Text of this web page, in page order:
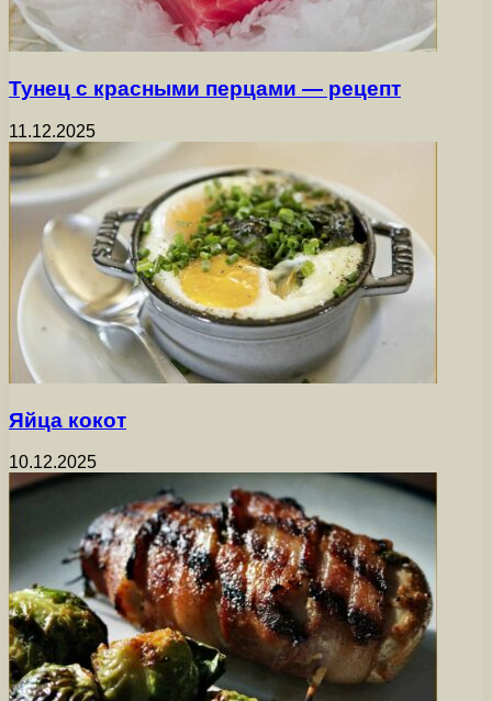
Тунец с красными перцами — рецепт
11.12.2025
Яйца кокот
10.12.2025